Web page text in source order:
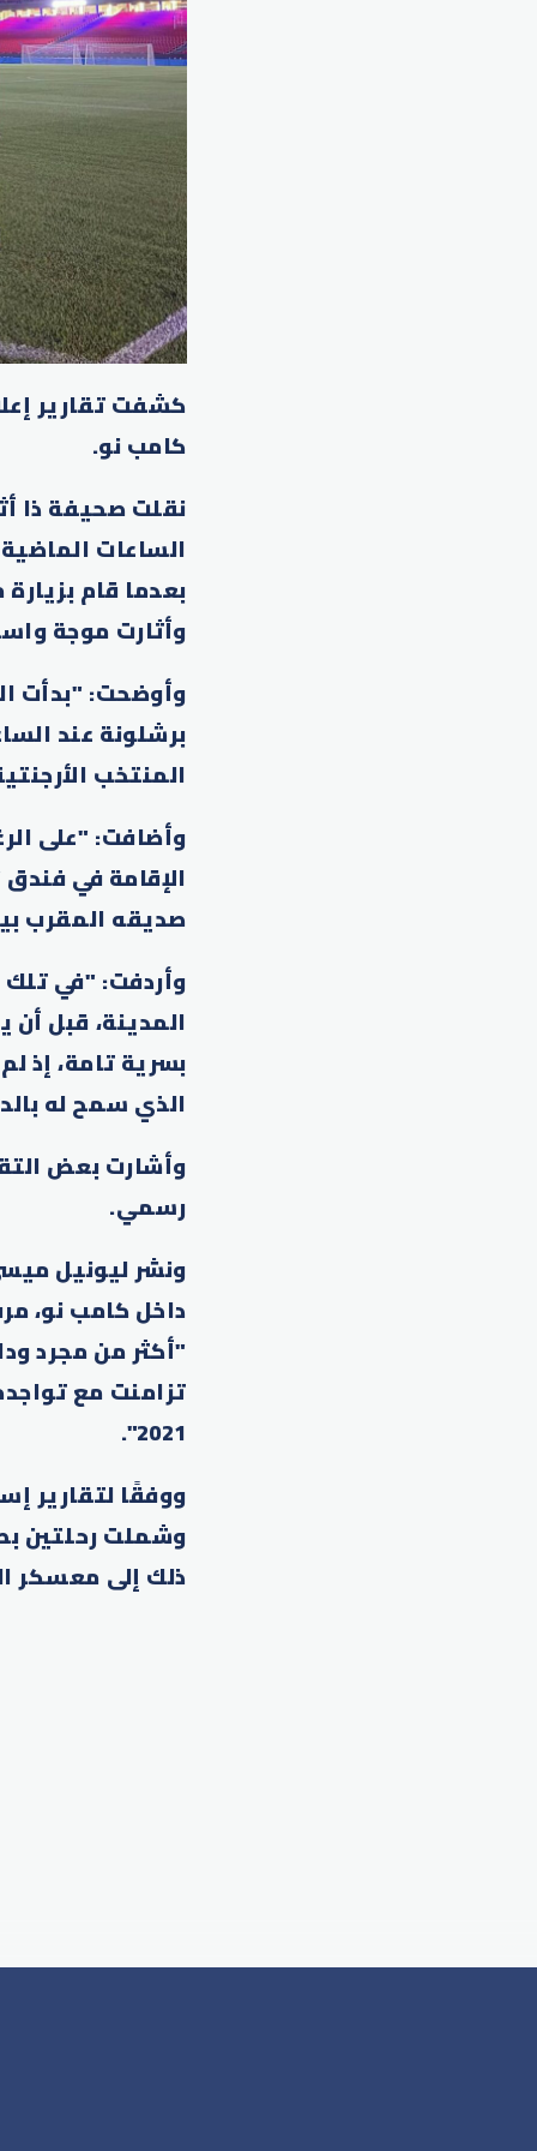
كشفت تقارير
كامب نو.
نقلت صحيفة ذا
الساعات
بعدما قام
وأثارت موجة
وأوضحت: "بدأت
برشلونة عند
المنتخب
وأضافت: "على
الإقامة في
صديقه المقرب
وأردفت: "في
المدينة، قبل
بسرية تامة، إذ
الذي سمح له
وأشارت بعض
رسمي.
ونشر ليونيل
داخل كامب نو،
"أكثر من مجرد
تزامنت مع
2021".
وشملت رحلتين
ذلك إلى معسكر